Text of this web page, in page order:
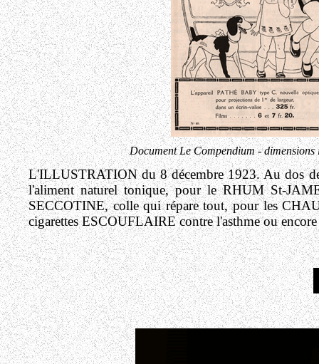
Document Le Compendium -
L'ILLUSTRATION du 8 décembre 1923. Au dos
l'aliment naturel tonique, pour le RHUM St-
SECCOTINE, colle qui répare tout, pour les
cigarettes ESCOUFLAIRE contre l'asthme ou